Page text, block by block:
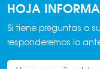
HOJA
Si tiene preguntas o
responderemos lo